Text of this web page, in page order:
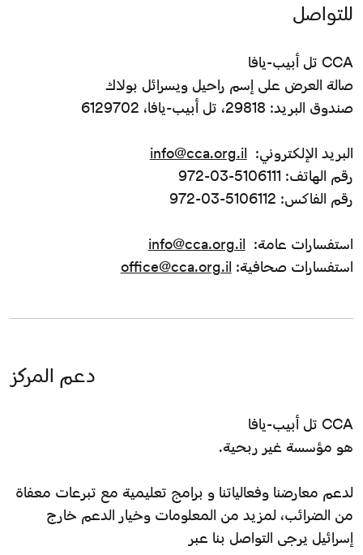
للتواصل
CCA تل أبيب-يافا
صالة العرض على إسم راحيل ويسرائل بولاك
صندوق البريد: 29818، تل أبيب-يافا، 6129702
البريد الإلكتروني: info@cca.org.il
رقم الهاتف: 5106111-03-972
رقم الفاكس: 5106112-03-972
استفسارات عامة: info@cca.org.il
استفسارات صحافية: office@cca.org.il
دعم المركز
CCA تل أبيب-يافا
هو مؤسسة غير ربحية.
لدعم معارضنا وفعالياتنا و برامج تعليمية مع تبرعات معفاة
من الضرائب، لمزيد من المعلومات وخيار الدعم خارج
إسرائيل يرجى التواصل بنا عبر